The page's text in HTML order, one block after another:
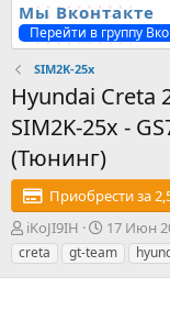
Мы Вконтакте
Перейти в группу
SIM2K-25x
Hyundai Creta
SIM2K-25x -
(Тюнинг)
Приобрести за
А
в
т
iKoJI9IH
Д
а
т
17 Июн
creta
gt-team